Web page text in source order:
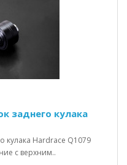
заднего кулака
кулака Hardrace Q1079
с верхним..